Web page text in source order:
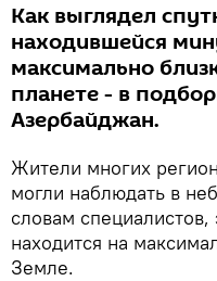
Как выглядел
находившейся
максимально
планете - в
Азербайджан.
Жители многих
могли наблюдать в
словам
находится на
Земле.